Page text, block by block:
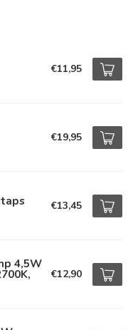
€11,95
€19,95
€13,45
4,5W
€12,90